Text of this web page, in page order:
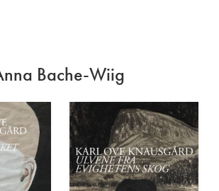
Bache-Wiig